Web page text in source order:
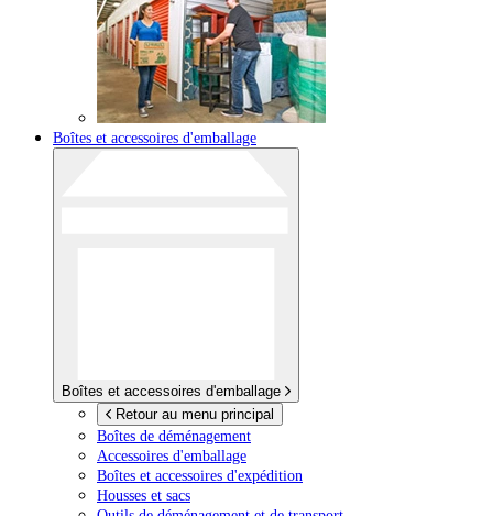
Boîtes et accessoires d'emballage
Boîtes et accessoires d'emballage
Retour au menu principal
Boîtes de déménagement
Accessoires d'emballage
Boîtes et accessoires d'expédition
Housses et sacs